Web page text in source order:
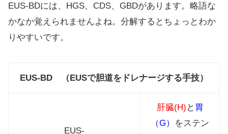
EUS-BDには、HGS、CDS、GBDがあります。略語な
かなか覚えられませんよね。分解するとちょっとわか
りやすいです。
EUS-BD （EUSで胆道をドレナージする手技）
EUS-
肝臓(H) と 胃
（G）
をステン